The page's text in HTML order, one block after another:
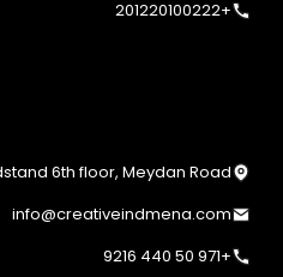
+201220100222
6th floor, Meydan Road
info@creativeindmena.com
+971 50 440 9216